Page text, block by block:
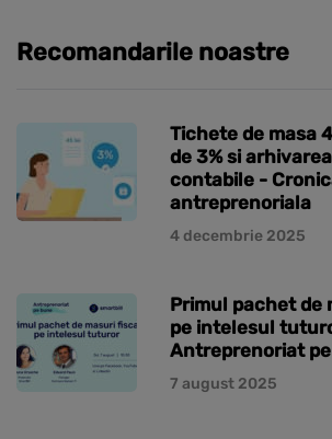
Recomandarile noastre
Tichete de masa
de 3% si
contabile -
antreprenoriala
4 decembrie 2025
Primul pachet de
pe intelesul
Antreprenoriat
7 august 2025